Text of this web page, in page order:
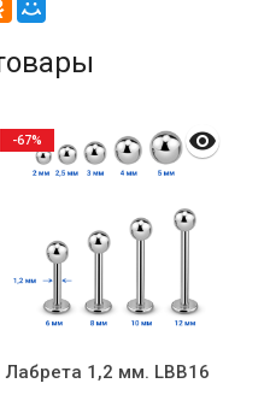
Лабрета 1,2 мм. LBB16
-67%